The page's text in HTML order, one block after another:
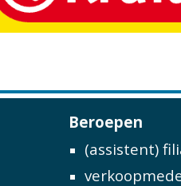
Beroepen
(assistent)